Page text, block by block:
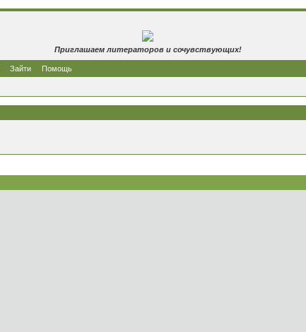
Приглашаем литераторов и сочувствующих!
Зайти Помощь